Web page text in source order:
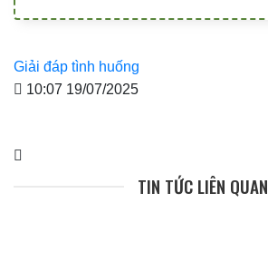
Giải đáp tình huống
10:07 19/07/2025
TIN TỨC LIÊN QUAN